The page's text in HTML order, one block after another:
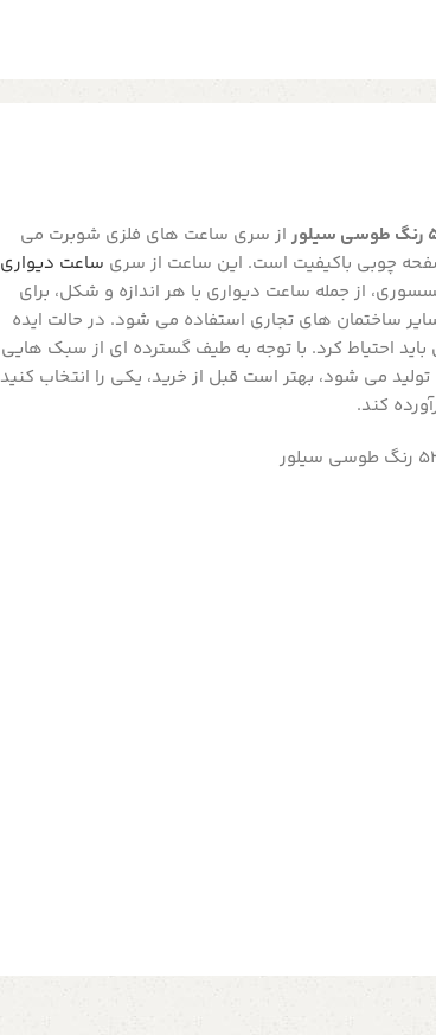
از سری ساعت های فلزی شوبرت می
چوبی باکیفیت است. این ساعت از سری ساعت دیواری
از جمله ساعت دیواری با هر اندازه و شکل، برای
ساختمان های تجاری استفاده می شود. در حالت ایده
باید احتیاط کرد. با توجه به طیف گسترده ای از سبک هایی
می شود، بهتر است قبل از خرید، یکی را انتخاب کنید
کند.